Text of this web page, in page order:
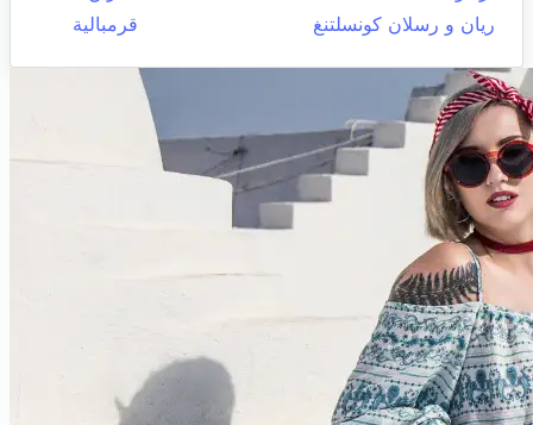
ريان و رسلان كونسلتنغ
قرمبالية